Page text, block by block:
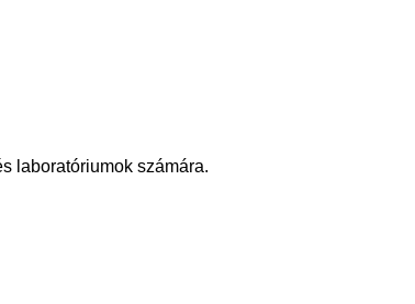
laboratóriumok számára.